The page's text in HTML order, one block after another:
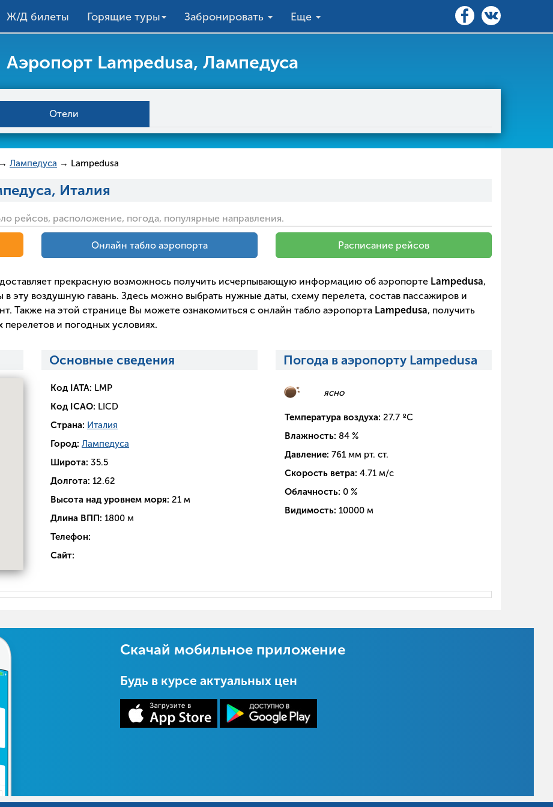
Ж/Д билеты Горящие туры Забронировать Еще
Аэропорт Lampedusa, Лампедуса
Отели
→ Лампедуса → Lampedusa
Италия
рейсов, расположение, погода, популярные направления.
Онлайн табло аэропорта Расписание рейсов
прекрасную возможнось получить исчерпывающую информацию об аэропорте Lampedusa,
эту воздушную гавань. Здесь можно выбрать нужные даты, схему перелета, состав пассажиров и
Также на этой странице Вы можете ознакомиться с онлайн табло аэропорта Lampedusa, получить
и погодных условиях.
Основные сведения
Код IATA: LMP
Код ICAO: LICD
Страна: Италия
Город: Лампедуса
Широта: 35.5
Долгота: 12.62
Высота над уровнем моря: 21 м
Длина ВПП: 1800 м
Телефон:
Сайт:
Погода в аэропорту Lampedusa
ясно
Температура воздуха: 27.7 ºC
Влажность: 84 %
Давление: 761 мм рт. ст.
Скорость ветра: 4.71 м/с
Облачность: 0 %
Видимость: 10000 м
Скачай мобильное приложение
Будь в курсе актуальных цен